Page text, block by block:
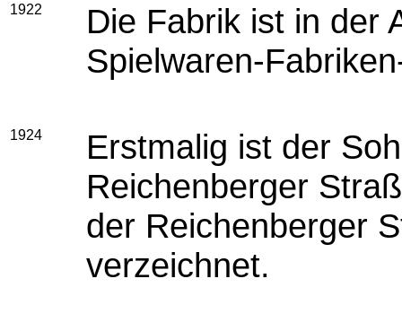
1922
Die Fabrik ist in der
Spielwaren-
1924
Erstmalig ist der
Reichenberger
der Reichenberger
verzeichnet.